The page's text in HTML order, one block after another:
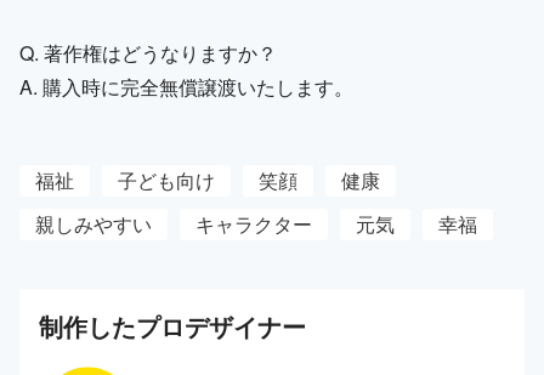
Q. 著作権はどうなりますか？
A. 購入時に完全無償譲渡いたします。
福祉 子ども向け 笑顔
健康
親しみやすい
キャラクター 元気 幸福
制作したプロデザイナー